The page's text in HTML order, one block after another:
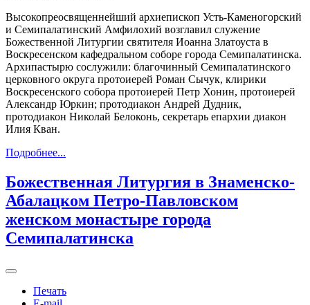
Высокопреосвященнейший архиепископ Усть-Каменогорский
и Семипалатинский Амфилохий возглавил служение
Божественной Литургии святителя Иоанна Златоуста в
Воскресенском кафедральном соборе города Семипалатинска.
Архипастырю сослужили: благочинный Семипалатинского
церковного округа протоиерей Роман Сычук, клирики
Воскресенского собора протоиерей Петр Хонин, протоиерей
Александр Юркин; протодиакон Андрей Дудник,
протодиакон Николай Белоконь, секретарь епархии диакон
Илия Кван.
Подробнее...
Божественная Литургия в Знаменско-
Абалацком Петро-Павловском
женском монастыре города
Семипалатинска
Печать